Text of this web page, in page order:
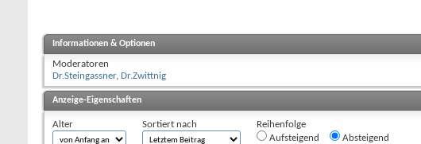
Informationen & Optionen
Moderatoren
Dr.Steingassner, Dr.Zwittnig
Anzeige-Eigenschaften
Alter Sortiert nach
Reihenfolge
Aufsteigend
Absteigend